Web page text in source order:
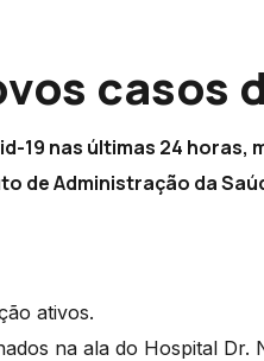
casos
19 nas últimas 24 horas,
Administração da
ativos.
na ala do Hospital Dr.